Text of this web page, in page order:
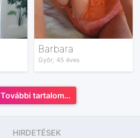
Barbara
Győr, 45 éves
További tartalom…
HIRDETÉSEK